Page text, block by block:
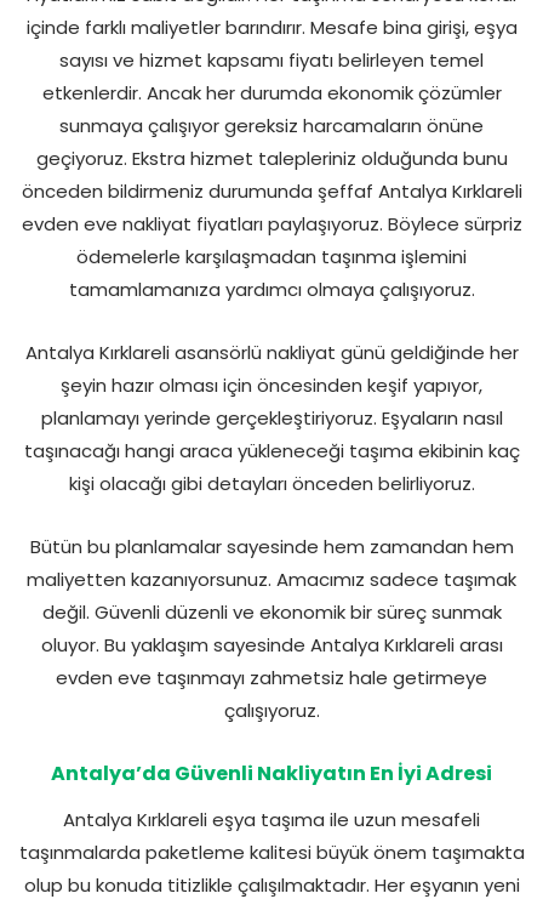
içinde farklı maliyetler barındırır. Mesafe bina girişi, eşya
sayısı ve hizmet kapsamı fiyatı belirleyen temel
etkenlerdir. Ancak her durumda ekonomik çözümler
sunmaya çalışıyor gereksiz harcamaların önüne
geçiyoruz. Ekstra hizmet talepleriniz olduğunda bunu
önceden bildirmeniz durumunda şeffaf Antalya Kırklareli
evden eve nakliyat fiyatları paylaşıyoruz. Böylece sürpriz
ödemelerle karşılaşmadan taşınma işlemini
tamamlamanıza yardımcı olmaya çalışıyoruz.
Antalya Kırklareli asansörlü nakliyat günü geldiğinde her
şeyin hazır olması için öncesinden keşif yapıyor,
planlamayı yerinde gerçekleştiriyoruz. Eşyaların nasıl
taşınacağı hangi araca yükleneceği taşıma ekibinin kaç
kişi olacağı gibi detayları önceden belirliyoruz.
Bütün bu planlamalar sayesinde hem zamandan hem
maliyetten kazanıyorsunuz. Amacımız sadece taşımak
değil. Güvenli düzenli ve ekonomik bir süreç sunmak
oluyor. Bu yaklaşım sayesinde Antalya Kırklareli arası
evden eve taşınmayı zahmetsiz hale getirmeye
çalışıyoruz.
Antalya’da Güvenli Nakliyatın En İyi Adresi
Antalya Kırklareli eşya taşıma ile uzun mesafeli
taşınmalarda paketleme kalitesi büyük önem taşımakta
olup bu konuda titizlikle çalışılmaktadır. Her eşyanın yeni